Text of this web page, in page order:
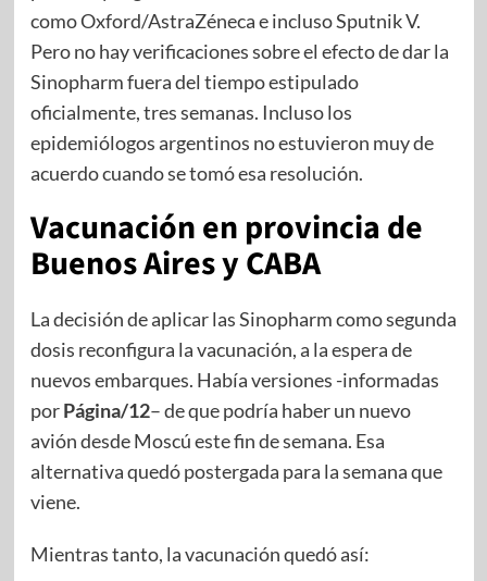
como Oxford/AstraZéneca e incluso Sputnik V.
Pero no hay verificaciones sobre el efecto de dar la
Sinopharm fuera del tiempo estipulado
oficialmente, tres semanas. Incluso los
epidemiólogos argentinos no estuvieron muy de
acuerdo cuando se tomó esa resolución.
Vacunación en provincia de
Buenos Aires y CABA
La decisión de aplicar las Sinopharm como segunda
dosis reconfigura la vacunación, a la espera de
nuevos embarques. Había versiones -informadas
porPágina/12– de que podría haber un nuevo
avión desde Moscú este fin de semana. Esa
alternativa quedó postergada para la semana que
viene.
Mientras tanto, la vacunación quedó así: